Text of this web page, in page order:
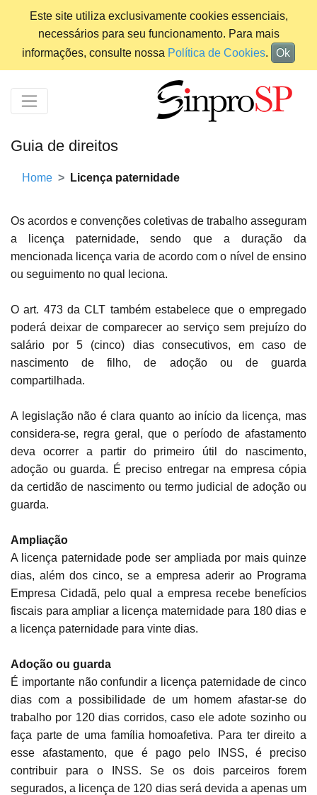
Este site utiliza exclusivamente cookies essenciais,
necessários para seu funcionamento. Para mais
informações, consulte nossa Política de Cookies. Ok
Guia de direitos
Home Licença paternidade
Os acordos e convenções coletivas de trabalho asseguram
a licença paternidade, sendo que a duração da
mencionada licença varia de acordo com o nível de ensino
ou seguimento no qual leciona.
O art. 473 da CLT também estabelece que o empregado
poderá deixar de comparecer ao serviço sem prejuízo do
salário por 5 (cinco) dias consecutivos, em caso de
nascimento de filho, de adoção ou de guarda
compartilhada.
A legislação não é clara quanto ao início da licença, mas
considera-se, regra geral, que o período de afastamento
deva ocorrer a partir do primeiro útil do nascimento,
adoção ou guarda. É preciso entregar na empresa cópia
da certidão de nascimento ou termo judicial de adoção ou
guarda.
Ampliação
A licença paternidade pode ser ampliada por mais quinze
dias, além dos cinco, se a empresa aderir ao Programa
Empresa Cidadã, pelo qual a empresa recebe benefícios
fiscais para ampliar a licença maternidade para 180 dias e
a licença paternidade para vinte dias.
Adoção ou guarda
É importante não confundir a licença paternidade de cinco
dias com a possibilidade de um homem afastar-se do
trabalho por 120 dias corridos, caso ele adote sozinho ou
faça parte de uma família homoafetiva. Para ter direito a
esse afastamento, que é pago pelo INSS, é preciso
contribuir para o INSS. Se os dois parceiros forem
segurados, a licença de 120 dias será devida a apenas um